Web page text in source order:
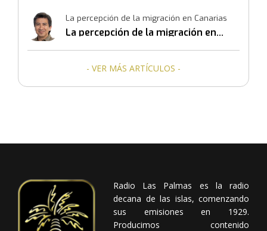
La percepción de la migración en Canarias
La percepción de la migración en
- VER MÁS ARTÍCULOS -
Radio Las Palmas es la radio
decana de las islas, comenzando
sus emisiones en 1929.
Producimos contenido